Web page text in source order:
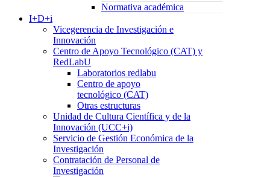
Normativa académica
I+D+i
Vicegerencia de Investigación e
Innovación
Centro de Apoyo Tecnológico (CAT) y
RedLabU
Laboratorios redlabu
Centro de apoyo
tecnológico (CAT)
Otras estructuras
Unidad de Cultura Científica y de la
Innovación (UCC+i)
Servicio de Gestión Económica de la
Investigación
Contratación de Personal de
Investigación